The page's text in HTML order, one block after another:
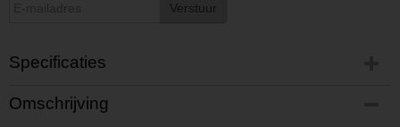
Verstuur
Specificaties
Productcode
P202101151005
Omschrijving